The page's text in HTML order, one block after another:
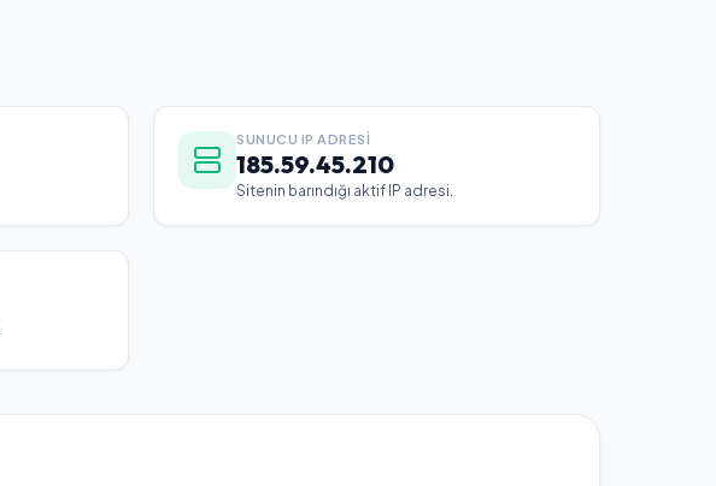
SUNUCU IP ADRESI
185.59.45.210
Sitenin barındığı aktif IP adresi.